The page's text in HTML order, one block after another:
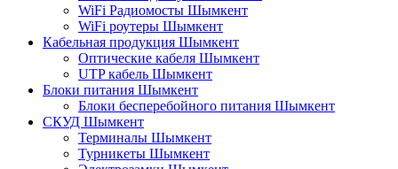
WiFi Радиомосты Шымкент
WiFi роутеры Шымкент
Кабельная продукция Шымкент
Оптические кабеля Шымкент
UTP кабель Шымкент
Блоки питания Шымкент
Блоки бесперебойного питания Шымкент
СКУД Шымкент
Терминалы Шымкент
Турникеты Шымкент